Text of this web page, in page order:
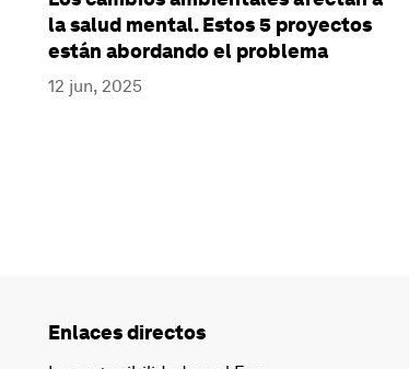
la salud mental. Estos 5 proyectos
están abordando el problema
12 jun, 2025
Enlaces directos